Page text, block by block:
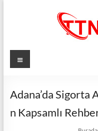
TTN
Acentesi
Güvenli
Menü
Adana’da Sigorta
n Kapsamlı